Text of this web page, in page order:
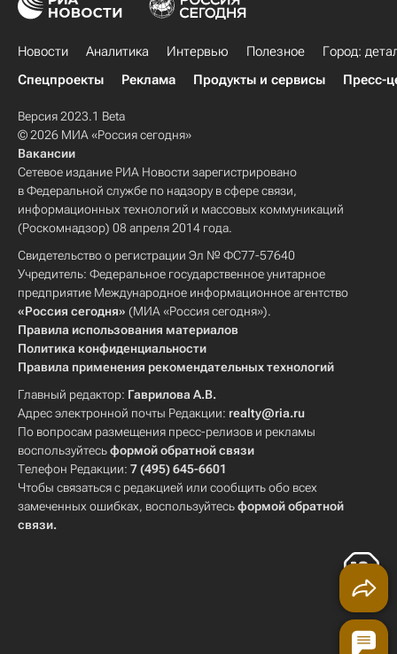
Новости Аналитика Интервью Полезное
Город:
Спецпроекты
Реклама Продукты и сервисы Пресс-
Версия 2023.1 Beta
© 2026 МИА «Россия сегодня»
Вакансии
Сетевое издание РИА Новости зарегистрировано
в Федеральной службе по надзору в сфере связи,
информационных технологий и массовых коммуникаций
(Роскомнадзор) 08 апреля 2014 года.
Свидетельство о регистрации Эл № ФС77-57640
Учредитель: Федеральное государственное унитарное
предприятие Международное информационное агентство
«Россия сегодня» (МИА «Россия сегодня»).
Правила использования материалов
Политика конфиденциальности
Правила применения рекомендательных технологий
Главный редактор: Гаврилова А.В.
Адрес электронной почты Редакции: realty@ria.ru
По вопросам размещения пресс-релизов и рекламы
воспользуйтесьформой обратной связи
Телефон Редакции: 7 (495) 645-6601
Чтобы связаться с редакцией или сообщить обо всех
замеченных ошибках, воспользуйтесьформой обратной
связи.